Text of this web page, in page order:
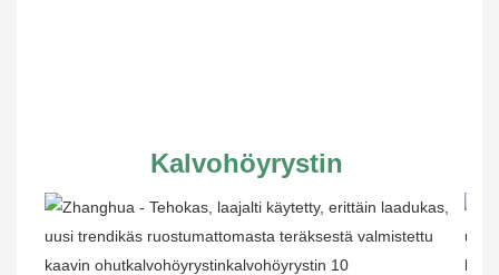
Kalvohöyrystin